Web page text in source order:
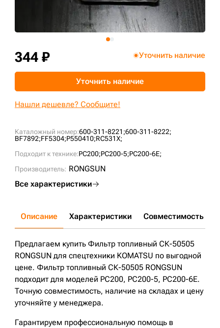
Каталожный номер:600-311-8221;600-311-8222;
BF7892;FF5304;P550410;RC531X;
Подходит к технике:PC200;PC200-5;PC200-6E;
Производитель: RONGSUN
Все характеристики
344 ₽ Уточнить наличие
Уточнить наличие
Нашли дешевле? Сообщите!
Описание Характеристики Совместимость
Предлагаем купить Фильтр топливный СК-50505
RONGSUN для спецтехники KOMATSU по выгодной
цене. Фильтр топливный СК-50505 RONGSUN
подходит для моделей PC200, PC200-5, PC200-6E.
Точную совместимость, наличие на складах и цену
уточняйте у менеджера.
Гарантируем профессиональную помощь в
+7 (499) 394-50-93